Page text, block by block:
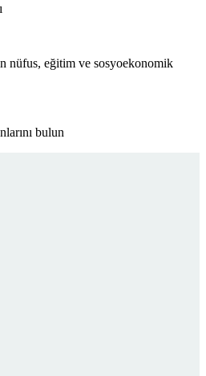
nüfus, eğitim ve sosyoekonomik
bulun